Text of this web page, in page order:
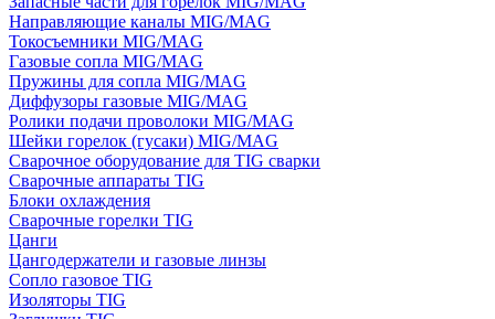
Направляющие каналы MIG/MAG
Токосъемники MIG/MAG
Газовые сопла MIG/MAG
Пружины для сопла MIG/MAG
Диффузоры газовые MIG/MAG
Ролики подачи проволоки MIG/MAG
Шейки горелок (гусаки) MIG/MAG
Сварочное оборудование для TIG сварки
Сварочные аппараты TIG
Блоки охлаждения
Сварочные горелки TIG
Цанги
Цангодержатели и газовые линзы
Сопло газовое TIG
Изоляторы TIG